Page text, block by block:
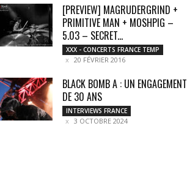
[PREVIEW] MAGRUDERGRIND +
PRIMITIVE MAN + MOSHPIG –
5.03 – SECRET...
XXX - CONCERTS FRANCE TEMP
20 FÉVRIER 2016
BLACK BOMB A : UN ENGAGEMENT
DE 30 ANS
INTERVIEWS FRANCE
3 OCTOBRE 2024